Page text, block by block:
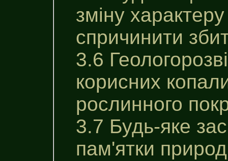
зміну
спричинити
3.6
корисних
рослинного
3.7 Будь-яке
пам'ятки